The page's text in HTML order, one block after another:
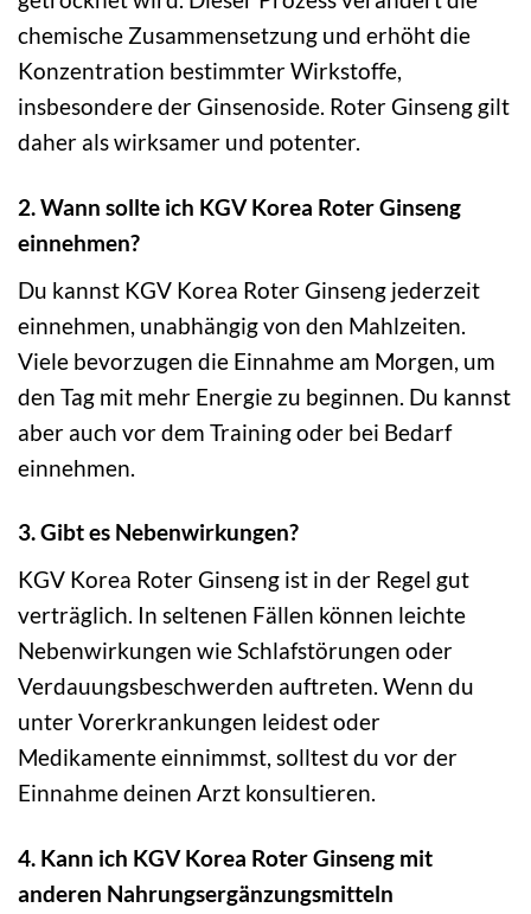
chemische Zusammensetzung und erhöht die
Konzentration bestimmter Wirkstoffe,
insbesondere der Ginsenoside. Roter Ginseng gilt
daher als wirksamer und potenter.
2. Wann sollte ich KGV Korea Roter Ginseng
einnehmen?
Du kannst KGV Korea Roter Ginseng jederzeit
einnehmen, unabhängig von den Mahlzeiten.
Viele bevorzugen die Einnahme am Morgen, um
den Tag mit mehr Energie zu beginnen. Du kannst
aber auch vor dem Training oder bei Bedarf
einnehmen.
3. Gibt es Nebenwirkungen?
KGV Korea Roter Ginseng ist in der Regel gut
verträglich. In seltenen Fällen können leichte
Nebenwirkungen wie Schlafstörungen oder
Verdauungsbeschwerden auftreten. Wenn du
unter Vorerkrankungen leidest oder
Medikamente einnimmst, solltest du vor der
Einnahme deinen Arzt konsultieren.
4. Kann ich KGV Korea Roter Ginseng mit
anderen Nahrungsergänzungsmitteln